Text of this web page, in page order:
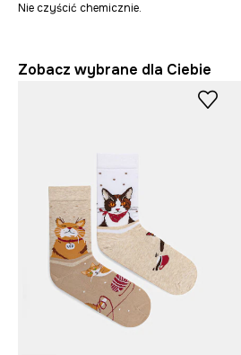
Nie czyścić chemicznie.
Zobacz wybrane dla Ciebie